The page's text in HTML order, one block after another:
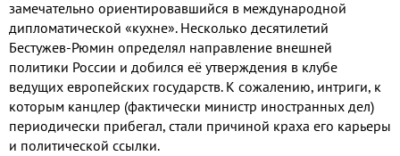
замечательно ориентировавшийся в международной
дипломатической «кухне». Несколько десятилетий
Бестужев-Рюмин определял направление внешней
политики России и добился её утверждения в клубе
ведущих европейских государств. К сожалению, интриги, к
которым канцлер (фактически министр иностранных дел)
периодически прибегал, стали причиной краха его карьеры
и политической ссылки.